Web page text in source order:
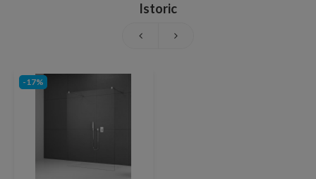
Istoric
-17%